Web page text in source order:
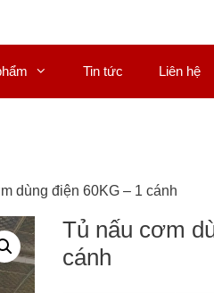
Tin tức Liên hệ
dùng điện 60KG – 1 cánh
Tủ nấu cơm
cánh